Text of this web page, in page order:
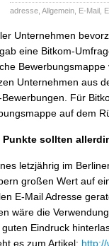
adresse Allgemein E-Mail
Unternehmen
eine Bitkom-
Unternehmen aus
Für
auf dem
Punkte sollten
letzjährig im
großen Wert auf
E-Mail Adresse
wäre die
guten Eindruck
es zum Artikel: